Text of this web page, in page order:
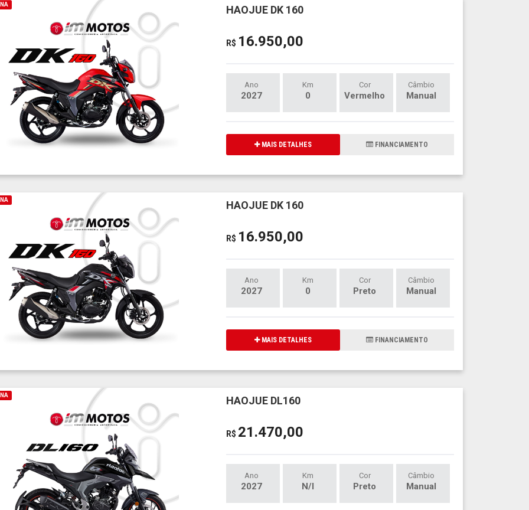
HAOJUE DK 160
R$ 16.950,00
Ano
2027
Km
0
Cor
Vermelho
Câmbio
Manual
MAIS DETALHES FINANCIAMENTO
HAOJUE DK 160
R$ 16.950,00
Ano
2027
Km
0
Cor
Preto
Câmbio
Manual
MAIS DETALHES FINANCIAMENTO
HAOJUE DL160
R$ 21.470,00
Ano
2027
Km
N/I
Cor
Preto
Câmbio
Manual